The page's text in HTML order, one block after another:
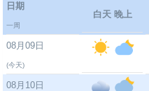
日期
一周
白天 晚上
08月09日
(今天)
08月10日